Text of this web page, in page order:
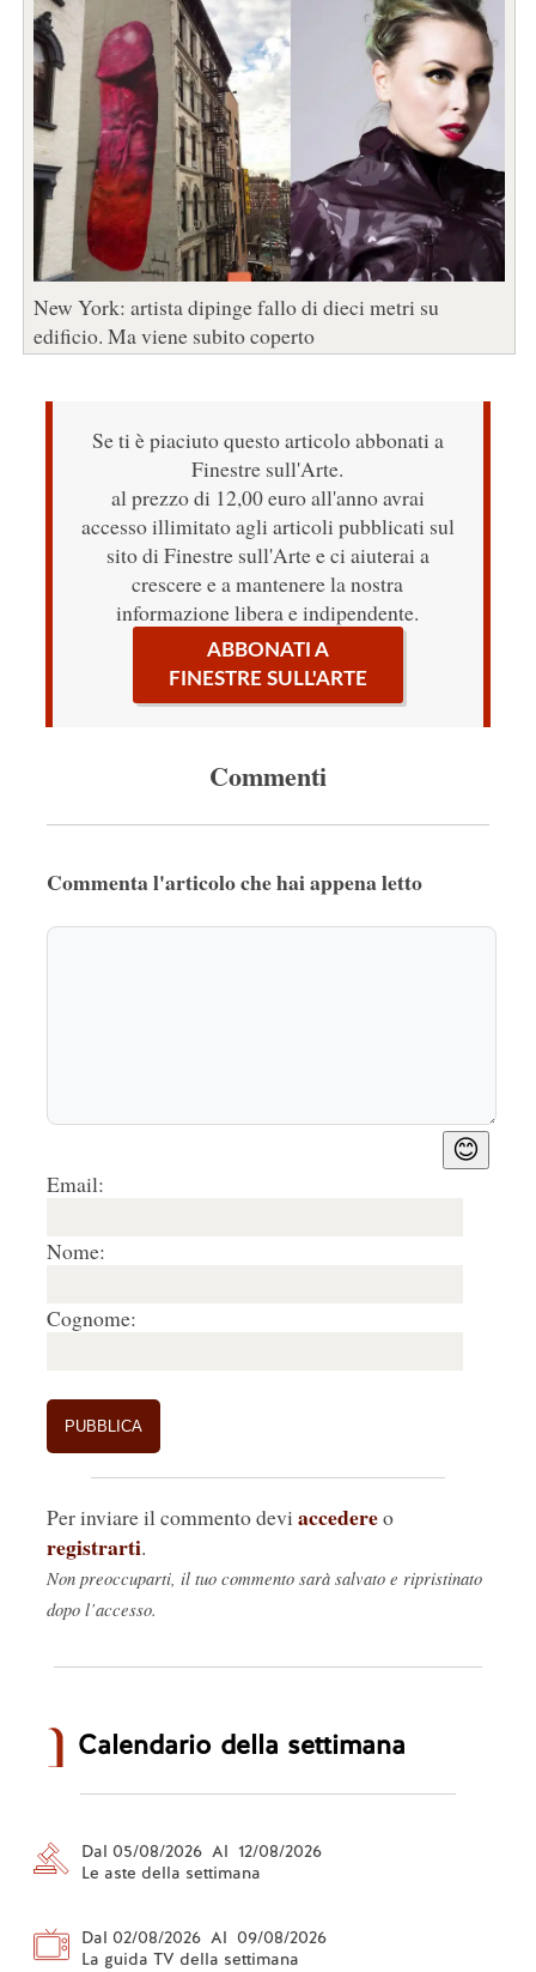
New York: artista dipinge fallo di dieci metri su
edificio. Ma viene subito coperto
Se ti è piaciuto questo articolo abbonati a
Finestre sull'Arte.
al prezzo di 12,00 euro all'anno avrai
accesso illimitato agli articoli pubblicati sul
sito di Finestre sull'Arte e ci aiuterai a
crescere e a mantenere la nostra
informazione libera e indipendente.
ABBONATI A
FINESTRE SULL'ARTE
Commenti
Commenta l'articolo che hai appena letto
😊
Email:
Nome:
Cognome:
Per inviare il commento devi accedereo
registrarti.
Non preoccuparti, il tuo commento sarà salvato e ripristinato
dopo l’accesso.
Calendario della settimana
Dal 05/08/2026 Al 12/08/2026
Le aste della settimana
Dal 02/08/2026 Al 09/08/2026
La guida TV della settimana